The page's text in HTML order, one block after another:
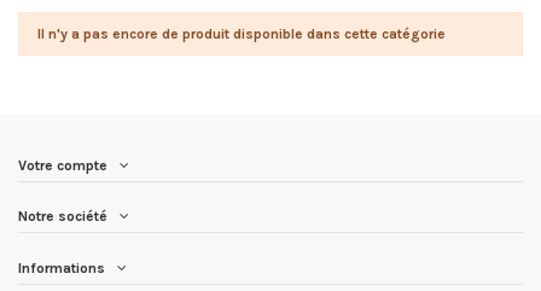
Il n'y a pas encore de produit disponible dans cette catégorie
Votre compte
Notre société
Informations